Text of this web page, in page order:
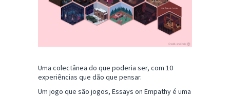
Uma colectânea do que poderia ser, com 10
experiências que dão que pensar.
Um jogo que são jogos, Essays on Empathy é uma